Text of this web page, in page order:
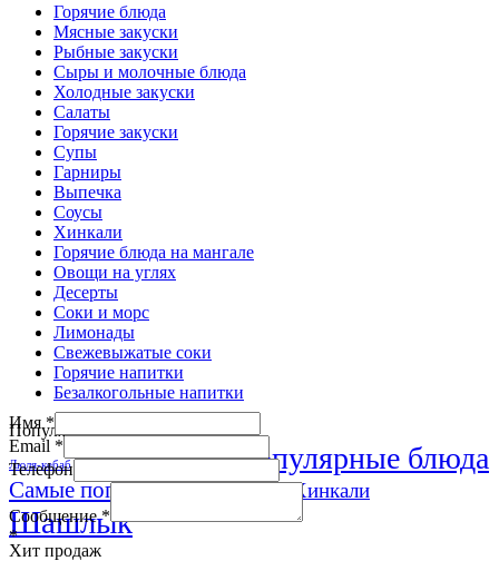
Горячие блюда
Мясные закуски
Рыбные закуски
Сыры и молочные блюда
Холодные закуски
Салаты
Горячие закуски
Супы
Гарниры
Выпечка
Соусы
Хинкали
Горячие блюда на мангале
Овощи на углях
Десерты
Соки и морс
Лимонады
Свежевыжатые соки
Горячие напитки
Безалкогольные напитки
Популярные блюда
Люля-кебаб ПхалиСамые популярные блюда
Самые популярные десертыХинкали
Шашлык
Хит продаж
Имя *
Email *
Телефон
Сообщение*
*